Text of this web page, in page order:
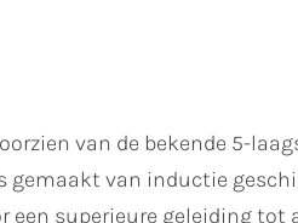
van de bekende 5-
gemaakt van inductie
superieure geleiding tot